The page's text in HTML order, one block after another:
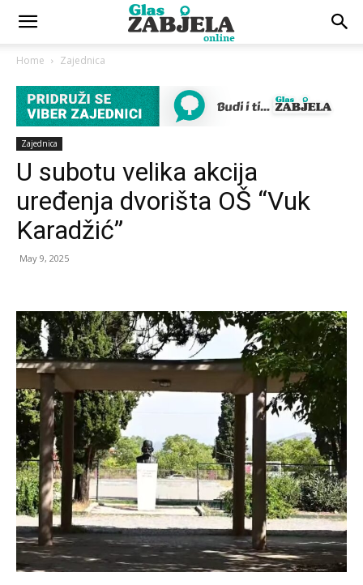
Home Zajednica
Zajednica
U subotu velika akcija
uređenja dvorišta OŠ “Vuk
Karadžić”
May 9, 2025